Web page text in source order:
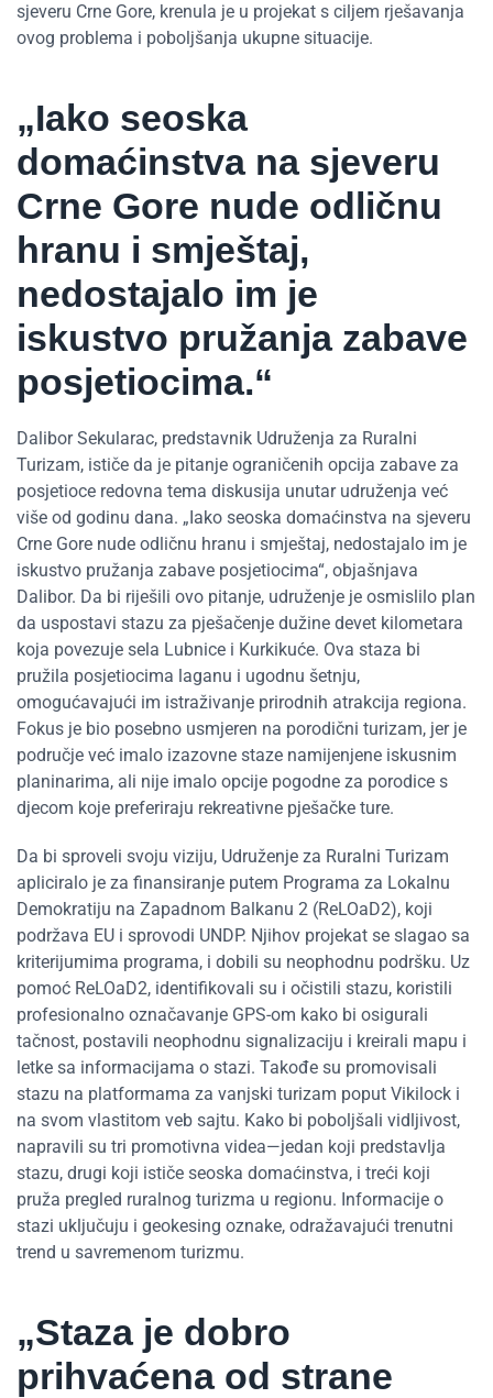
sjeveru Crne Gore, krenula je u projekat s ciljem rješavanja
ovog problema i poboljšanja ukupne situacije.
„Iako seoska
domaćinstva na sjeveru
Crne Gore nude odličnu
hranu i smještaj,
nedostajalo im je
iskustvo pružanja zabave
posjetiocima.“
Dalibor Sekularac, predstavnik Udruženja za Ruralni
Turizam, ističe da je pitanje ograničenih opcija zabave za
posjetioce redovna tema diskusija unutar udruženja već
više od godinu dana. „Iako seoska domaćinstva na sjeveru
Crne Gore nude odličnu hranu i smještaj, nedostajalo im je
iskustvo pružanja zabave posjetiocima“, objašnjava
Dalibor. Da bi riješili ovo pitanje, udruženje je osmislilo plan
da uspostavi stazu za pješačenje dužine devet kilometara
koja povezuje sela Lubnice i Kurkikuće. Ova staza bi
pružila posjetiocima laganu i ugodnu šetnju,
omogućavajući im istraživanje prirodnih atrakcija regiona.
Fokus je bio posebno usmjeren na porodični turizam, jer je
područje već imalo izazovne staze namijenjene iskusnim
planinarima, ali nije imalo opcije pogodne za porodice s
djecom koje preferiraju rekreativne pješačke ture.
Da bi sproveli svoju viziju, Udruženje za Ruralni Turizam
apliciralo je za finansiranje putem Programa za Lokalnu
Demokratiju na Zapadnom Balkanu 2 (ReLOaD2), koji
podržava EU i sprovodi UNDP. Njihov projekat se slagao sa
kriterijumima programa, i dobili su neophodnu podršku. Uz
pomoć ReLOaD2, identifikovali su i očistili stazu, koristili
profesionalno označavanje GPS-om kako bi osigurali
tačnost, postavili neophodnu signalizaciju i kreirali mapu i
letke sa informacijama o stazi. Takođe su promovisali
stazu na platformama za vanjski turizam poput Vikilock i
na svom vlastitom veb sajtu. Kako bi poboljšali vidljivost,
napravili su tri promotivna videa—jedan koji predstavlja
stazu, drugi koji ističe seoska domaćinstva, i treći koji
pruža pregled ruralnog turizma u regionu. Informacije o
stazi uključuju i geokesing oznake, odražavajući trenutni
trend u savremenom turizmu.
„Staza je dobro
prihvaćena od strane